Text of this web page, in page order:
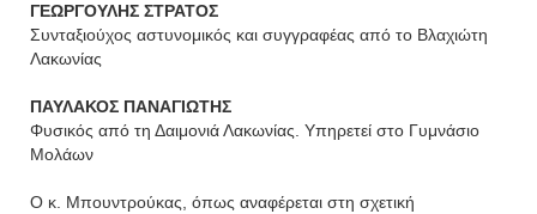
ΓΕΩΡΓΟΥΛΗΣ ΣΤΡΑΤΟΣ
Συνταξιούχος αστυνομικός και συγγραφέας από το Βλαχιώτη
Λακωνίας
ΠΑΥΛΑΚΟΣ ΠΑΝΑΓΙΩΤΗΣ
Φυσικός από τη Δαιμονιά Λακωνίας. Υπηρετεί στο Γυμνάσιο
Μολάων
Ο κ. Μπουντρούκας, όπως αναφέρεται στη σχετική